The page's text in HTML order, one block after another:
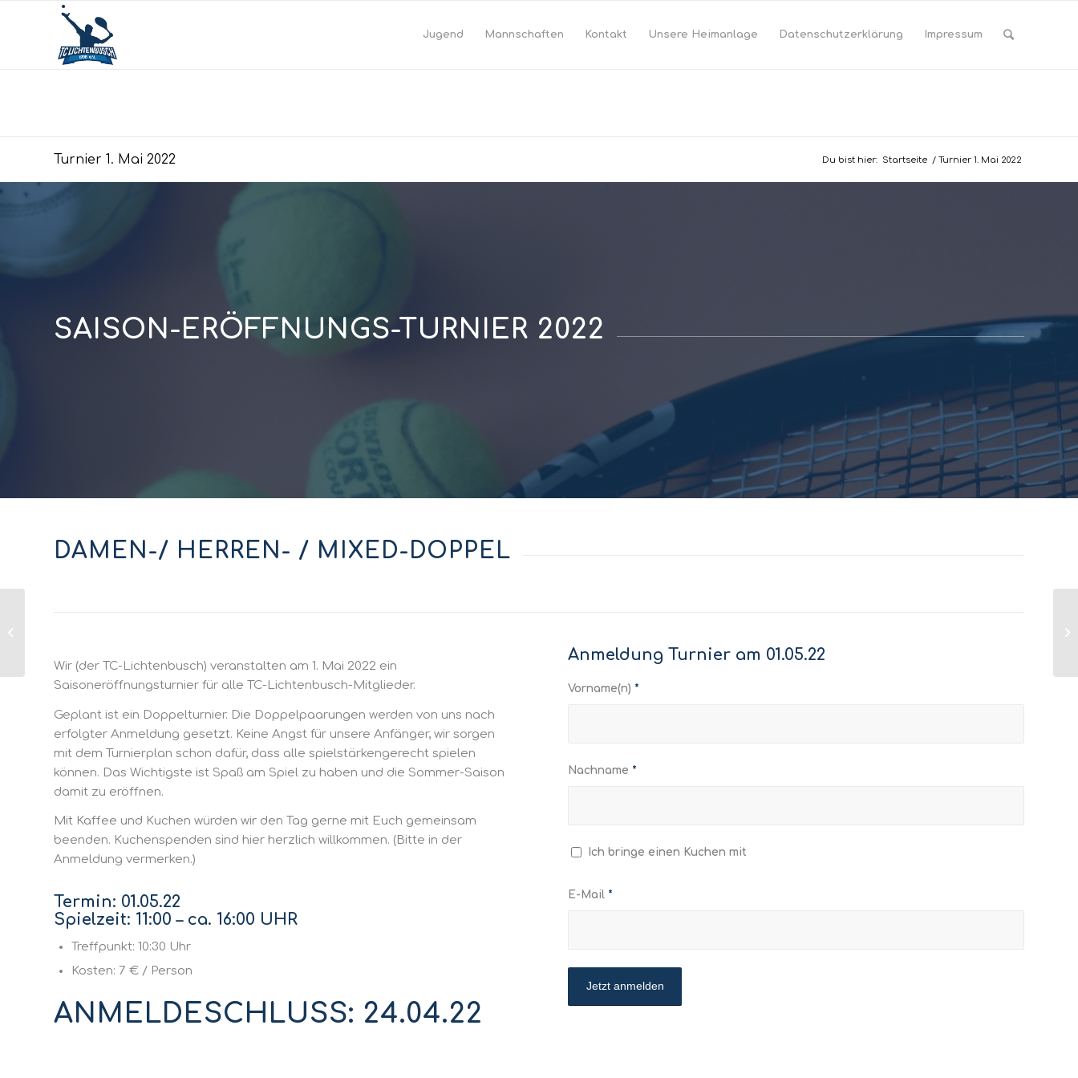
Jugend Mannschaften Kontakt Unsere Heimanlage Datenschutzerklärung Impressum
Turnier 1. Mai 2022 Du bist hier: Startseite / Turnier 1. Mai 2022
SAISON-ERÖFFNUNGS-TURNIER 2022
DAMEN-/ HERREN- / MIXED-DOPPEL
Wir (der TC-Lichtenbusch) veranstalten am 1. Mai 2022 ein
Saisoneröffnungsturnier für alle TC-Lichtenbusch-Mitglieder.
Geplant ist ein Doppelturnier. Die Doppelpaarungen werden von uns nach
erfolgter Anmeldung gesetzt. Keine Angst für unsere Anfänger, wir sorgen
mit dem Turnierplan schon dafür, dass alle spielstärkengerecht spielen
können. Das Wichtigste ist Spaß am Spiel zu haben und die Sommer-Saison
damit zu eröffnen.
Mit Kaffee und Kuchen würden wir den Tag gerne mit Euch gemeinsam
beenden. Kuchenspenden sind hier herzlich willkommen. (Bitte in der
Anmeldung vermerken.)
Termin: 01.05.22
Spielzeit: 11:00 – ca. 16:00 UHR
Treffpunkt: 10:30 Uhr
Kosten: 7 € / Person
ANMELDESCHLUSS: 24.04.22
Anmeldung Turnier am 01.05.22
Vorname(n) *
Nachname *
Ich bringe einen Kuchen mit
E-Mail *